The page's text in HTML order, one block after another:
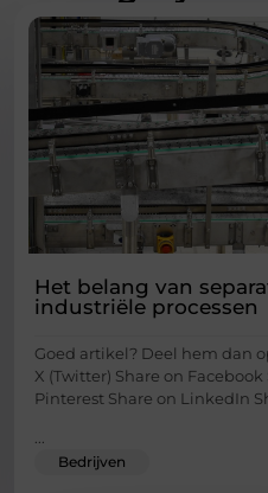
Het belang van
industriële processen
Goed artikel? Deel hem dan
X (Twitter) Share on Facebook
Pinterest Share on LinkedIn
...
Bedrijven